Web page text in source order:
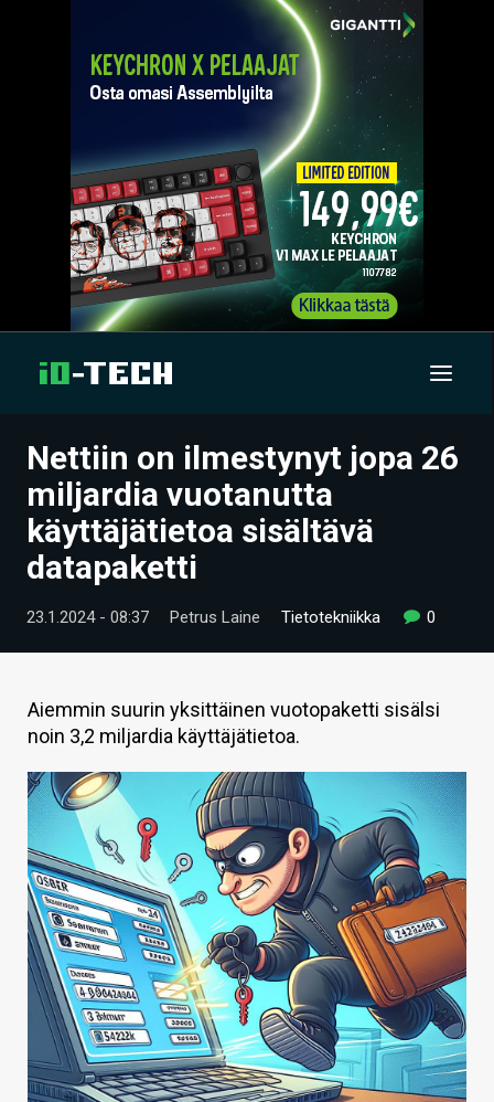
UUTISET
ARTIKKELIT
VIDEOT
TECHBBS
HINTA.FI
VAIHDA TEEMA
HAKU
Nettiin on ilmestynyt jopa 26
miljardia vuotanutta
käyttäjätietoa sisältävä
datapaketti
23.1.2024 - 08:37 Petrus Laine Tietotekniikka 0
Aiemmin suurin yksittäinen vuotopaketti sisälsi
noin 3,2 miljardia käyttäjätietoa.